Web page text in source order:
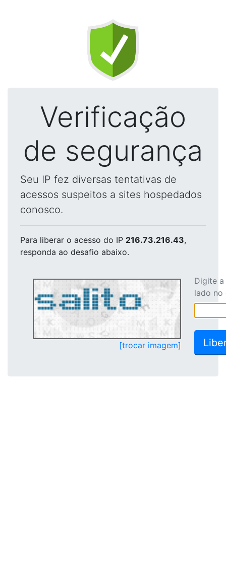
Verificação
de segurança
Seu IP fez diversas tentativas de
acessos suspeitos a sites hospedados
conosco.
Para liberar o acesso do IP 216.73.216.43,
responda ao desafio abaixo.
[trocar imagem]
Digite
lado no